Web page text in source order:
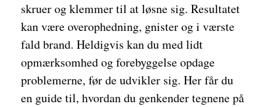
skruer og klemmer til at løsne sig. Resultatet
kan være overophedning, gnister og i værste
fald brand. Heldigvis kan du med lidt
opmærksomhed og forebyggelse opdage
problemerne, før de udvikler sig. Her får du
en guide til, hvordan du genkender tegnene på